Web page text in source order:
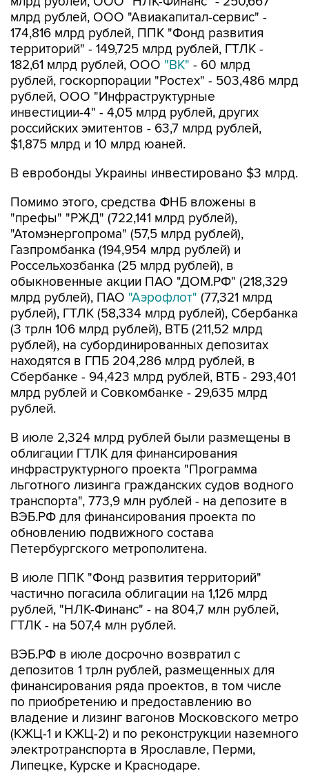
млрд рублей, ООО "Авиакапитал-сервис" -
174,816 млрд рублей, ППК "Фонд развития
территорий" - 149,725 млрд рублей, ГТЛК -
182,61 млрд рублей, ООО "ВК" - 60 млрд
рублей, госкорпорации "Ростех" - 503,486 млрд
рублей, ООО "Инфраструктурные
инвестиции-4" - 4,05 млрд рублей, других
российских эмитентов - 63,7 млрд рублей,
$1,875 млрд и 10 млрд юаней.
В евробонды Украины инвестировано $3 млрд.
Помимо этого, средства ФНБ вложены в
"префы" "РЖД" (722,141 млрд рублей),
"Атомэнергопрома" (57,5 млрд рублей),
Газпромбанка (194,954 млрд рублей) и
Россельхозбанка (25 млрд рублей), в
обыкновенные акции ПАО "ДОМ.РФ" (218,329
млрд рублей), ПАО "Аэрофлот" (77,321 млрд
рублей), ГТЛК (58,334 млрд рублей), Сбербанка
(3 трлн 106 млрд рублей), ВТБ (211,52 млрд
рублей), на субординированных депозитах
находятся в ГПБ 204,286 млрд рублей, в
Сбербанке - 94,423 млрд рублей, ВТБ - 293,401
млрд рублей и Совкомбанке - 29,635 млрд
рублей.
В июле 2,324 млрд рублей были размещены в
облигации ГТЛК для финансирования
инфраструктурного проекта "Программа
льготного лизинга гражданских судов водного
транспорта", 773,9 млн рублей - на депозите в
ВЭБ.РФ для финансирования проекта по
обновлению подвижного состава
Петербургского метрополитена.
В июле ППК "Фонд развития территорий"
частично погасила облигации на 1,126 млрд
рублей, "НЛК-Финанс" - на 804,7 млн рублей,
ГТЛК - на 507,4 млн рублей.
ВЭБ.РФ в июле досрочно возвратил с
депозитов 1 трлн рублей, размещенных для
финансирования ряда проектов, в том числе
по приобретению и предоставлению во
владение и лизинг вагонов Московского метро
(КЖЦ-1 и КЖЦ-2) и по реконструкции наземного
электротранспорта в Ярославле, Перми,
Липецке, Курске и Краснодаре.